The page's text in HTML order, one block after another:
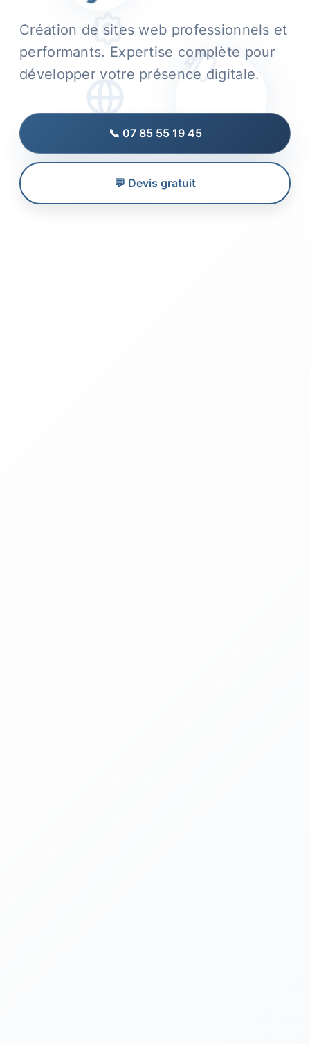
Création de sites web professionnels et
performants. Expertise complète pour
développer votre présence digitale.
📞 07 85 55 19 45
💬 Devis gratuit